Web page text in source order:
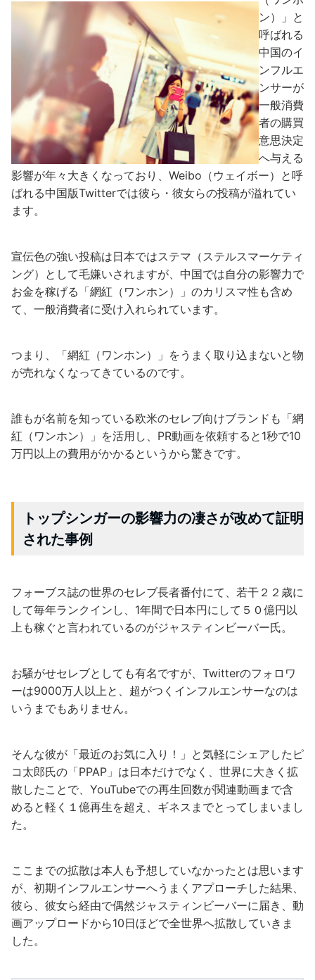
ン）」と
呼ばれる
中国のイ
ンフルエ
ンサーが
一般消費
者の購買
意思決定
へ与える
影響が年々大きくなっており、Weibo（ウェイボー）と呼
ばれる中国版Twitterでは彼ら・彼女らの投稿が溢れてい
ます。
宣伝色の強い投稿は日本ではステマ（ステルスマーケティ
ング）として毛嫌いされますが、中国では自分の影響力で
お金を稼げる「網紅（ワンホン）」のカリスマ性も含め
て、一般消費者に受け入れられています。
つまり、「網紅（ワンホン）」をうまく取り込まないと物
が売れなくなってきているのです。
誰もが名前を知っている欧米のセレブ向けブランドも「網
紅（ワンホン）」を活用し、PR動画を依頼すると1秒で10
万円以上の費用がかかるというから驚きです。
トップシンガーの影響力の凄さが改めて証明
された事例
フォーブス誌の世界のセレブ長者番付にて、若干２２歳に
して毎年ランクインし、1年間で日本円にして５０億円以
上も稼ぐと言われているのがジャスティンビーバー氏。
お騒がせセレブとしても有名ですが、Twitterのフォロワ
ーは9000万人以上と、超がつくインフルエンサーなのは
いうまでもありません。
そんな彼が「最近のお気に入り！」と気軽にシェアしたピ
コ太郎氏の「PPAP」は日本だけでなく、世界に大きく拡
散したことで、YouTubeでの再生回数が関連動画まで含
めると軽く１億再生を超え、ギネスまでとってしまいまし
た。
ここまでの拡散は本人も予想していなかったとは思います
が、初期インフルエンサーへうまくアプローチした結果、
彼ら、彼女ら経由で偶然ジャスティンビーバーに届き、動
画アップロードから10日ほどで全世界へ拡散していきま
した。